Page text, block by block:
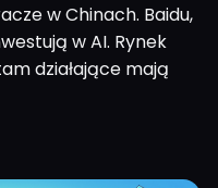
w Chinach. Baidu,
w AI. Rynek
działające mają